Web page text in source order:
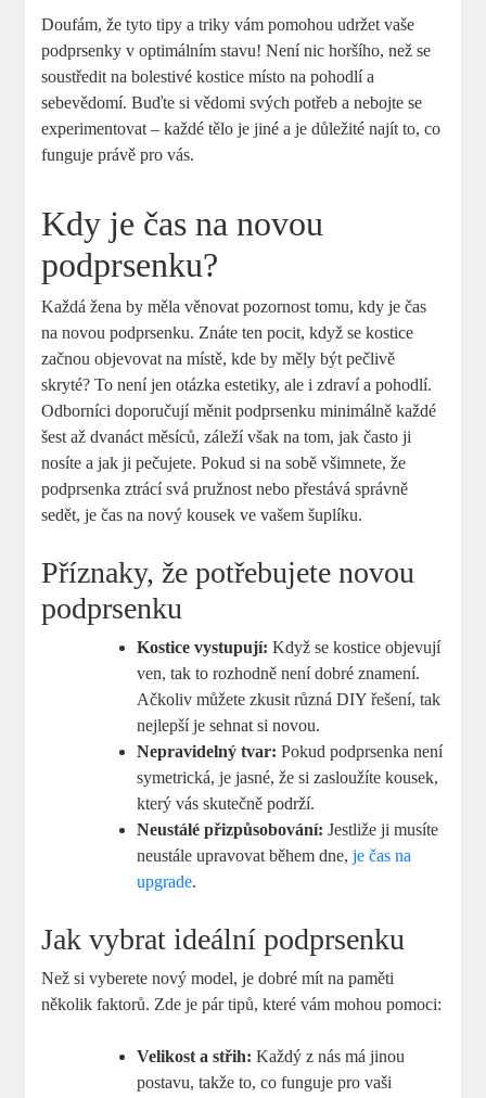
Doufám, že tyto tipy a triky vám pomohou udržet vaše
podprsenky v optimálním stavu! Není nic horšího, než se
soustředit na bolestivé kostice místo na pohodlí a
sebevědomí. Buďte si vědomi svých potřeb a nebojte se
experimentovat – každé tělo je jiné a je důležité najít to, co
funguje právě pro vás.
Kdy je čas na novou
podprsenku?
Každá žena by měla věnovat pozornost tomu, kdy je čas
na novou podprsenku. Znáte ten pocit, když se kostice
začnou objevovat na místě, kde by měly být pečlivě
skryté? To není jen otázka estetiky, ale i zdraví a pohodlí.
Odborníci doporučují měnit podprsenku minimálně každé
šest až dvanáct měsíců, záleží však na tom, jak často ji
nosíte a jak ji pečujete. Pokud si na sobě všimnete, že
podprsenka ztrácí svá pružnost nebo přestává správně
sedět, je čas na nový kousek ve vašem šuplíku.
Příznaky, že potřebujete novou
podprsenku
Kostice vystupují: Když se kostice objevují
ven, tak to rozhodně není dobré znamení.
Ačkoliv můžete zkusit různá DIY řešení, tak
nejlepší je sehnat si novou.
Nepravidelný tvar: Pokud podprsenka není
symetrická, je jasné, že si zasloužíte kousek,
který vás skutečně podrží.
Neustálé přizpůsobování: Jestliže ji musíte
neustále upravovat během dne,je čas na
upgrade.
Jak vybrat ideální podprsenku
Než si vyberete nový model, je dobré mít na paměti
několik faktorů. Zde je pár tipů, které vám mohou pomoci:
Velikost a střih: Každý z nás má jinou
postavu, takže to, co funguje pro vaši